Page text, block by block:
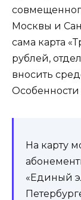
Москвы и
сама карта
рублей,
вносить
Особенности
На карту
«Единый